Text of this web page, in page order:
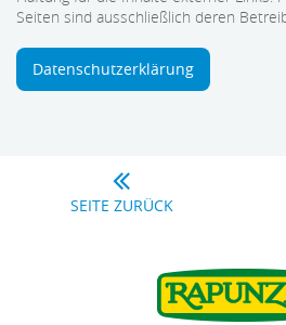
Seiten sind ausschließlich deren
Datenschutzerklärung
SEITE ZURÜCK